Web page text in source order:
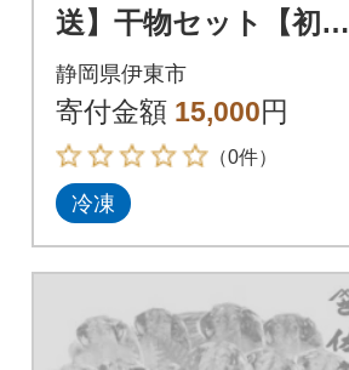
送】干物セット【初島
C】特トロあじ・中あ
じ各8枚 伊豆・伊東
の干物詰め合わせ
静岡県伊東市
寄付金額 15,000円
（0件）
冷凍